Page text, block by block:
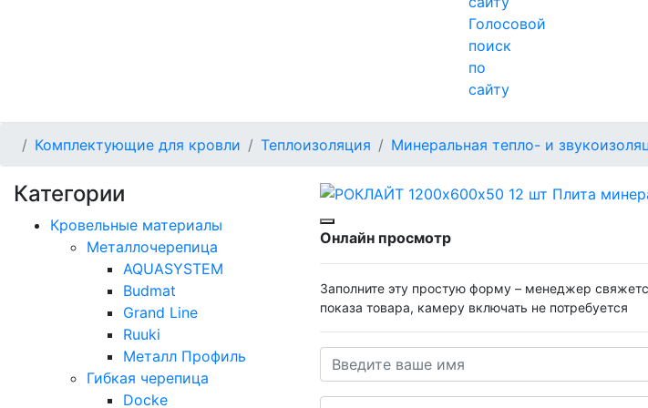
Голосовой
поиск
по
сайту
Комплектующие для кровли Теплоизоляция Минеральная тепло- и
Категории
Кровельные материалы
Металлочерепица
AQUASYSTEM
Budmat
Grand Line
Ruuki
Металл Профиль
Гибкая черепица
Docke
Онлайн просмотр
Заполните эту простую форму – менеджер
показа товара, камеру включать не потребуется